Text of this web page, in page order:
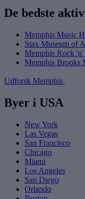
De bedste
Memphis Music
Stax Museum of
Memphis Rock
Memphis Brooks
Udforsk Memphis
Byer i USA
New York
Las Vegas
San Francisco
Chicago
Miami
Los Angeles
San Diego
Orlando